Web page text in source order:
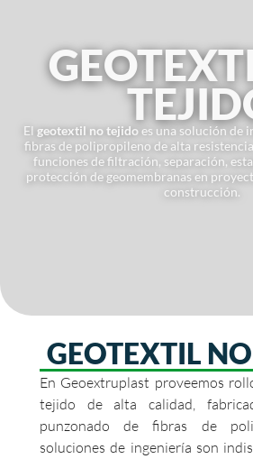
El geotextil no tejido es una solución de
fibras de polipropileno de alta
funciones de filtración, separación,
protección de geomembranas en
construcción.
GEOTEXTIL
En Geoextruplast proveemos
tejido de alta calidad,
punzonado de fibras de
soluciones de ingeniería son